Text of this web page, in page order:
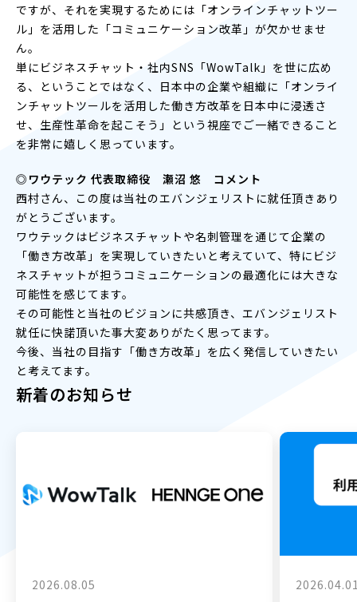
ですが、それを実現するためには「オンラインチャットツー
ル」を活用した「コミュニケーション改革」が欠かせませ
ん。
単にビジネスチャット・社内SNS「WowTalk」を世に広め
る、ということではなく、日本中の企業や組織に「オンライ
ンチャットツールを活用した働き方改革を日本中に浸透さ
せ、生産性革命を起こそう」という視座でご一緒できること
を非常に嬉しく思っています。
◎ワウテック 代表取締役 瀬沼 悠 コメント
西村さん、この度は当社のエバンジェリストに就任頂きあり
がとうございます。
ワウテックはビジネスチャットや名刺管理を通じて企業の
「働き方改革」を実現していきたいと考えていて、特にビジ
ネスチャットが担うコミュニケーションの最適化には大きな
可能性を感じてます。
その可能性と当社のビジョンに共感頂き、エバンジェリスト
就任に快諾頂いた事大変ありがたく思ってます。
今後、当社の目指す「働き方改革」を広く発信していきたい
と考えてます。
新着のお知らせ
2026.08.05